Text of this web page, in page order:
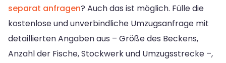
separat anfragen? Auch das ist möglich. Fülle die
kostenlose und unverbindliche Umzugsanfrage mit
detaillierten Angaben aus – Größe des Beckens,
Anzahl der Fische, Stockwerk und Umzugsstrecke –,